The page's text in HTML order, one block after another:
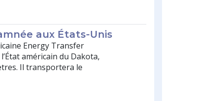
aux États-Unis
Energy Transfer
américain du Dakota,
Il transportera le